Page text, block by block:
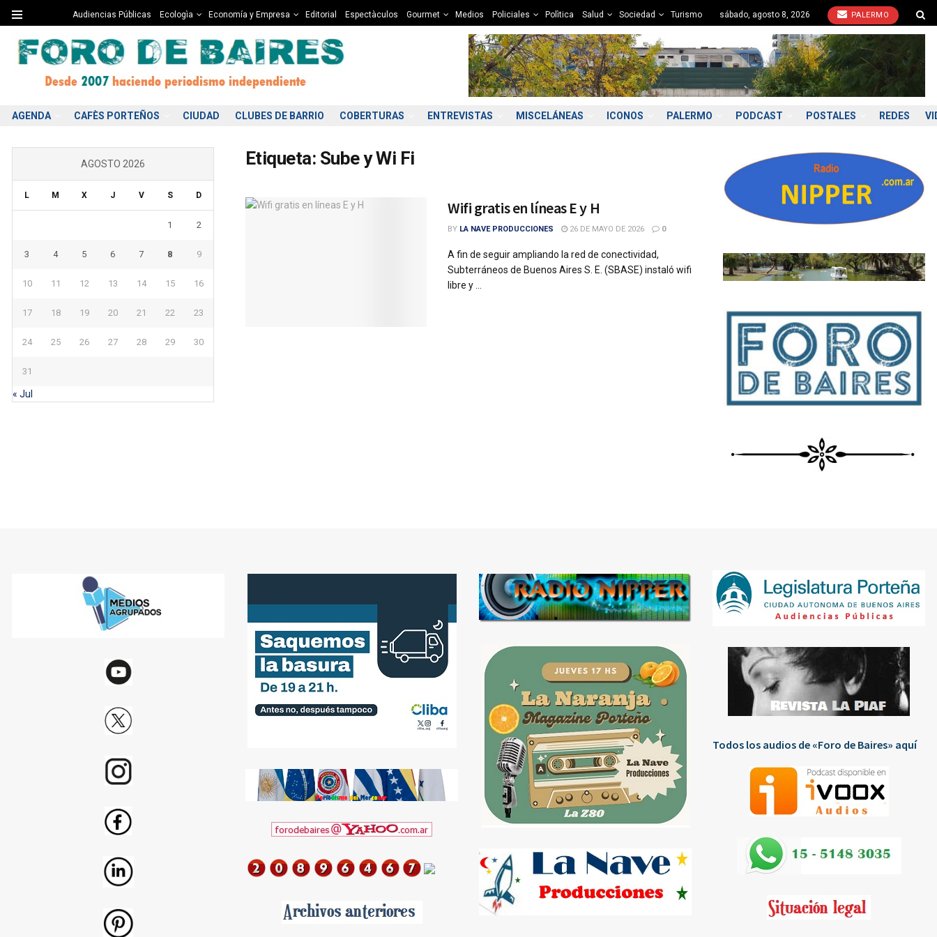
Audiencias Públicas Ecologìa Economía y Empresa Editorial Espectàculos Gourmet Medios Policiales Polìtica Salud Sociedad Turismo sábado, agosto 8, 2026 PALERMO
AGENDA CAFÈS PORTEÑOS CIUDAD CLUBES DE BARRIO COBERTURAS ENTREVISTAS MISCELÁNEAS ICONOS PALERMO PODCAST POSTALES REDES
Etiqueta: Sube y Wi Fi
Wifi gratis en líneas E y H
BY LA NAVE PRODUCCIONES 26 DE MAYO DE 2026 0
A fin de seguir ampliando la red de conectividad,
Subterráneos de Buenos Aires S. E. (SBASE) instaló wifi
libre y ...
AGOSTO 2026
L M X J V S D
1 2
3 4 5 6 7 8 9
10 11 12 13 14 15 16
17 18 19 20 21 22 23
24 25 26 27 28 29 30
31
« Jul
Todos los audios de «Foro de Baires» aquí